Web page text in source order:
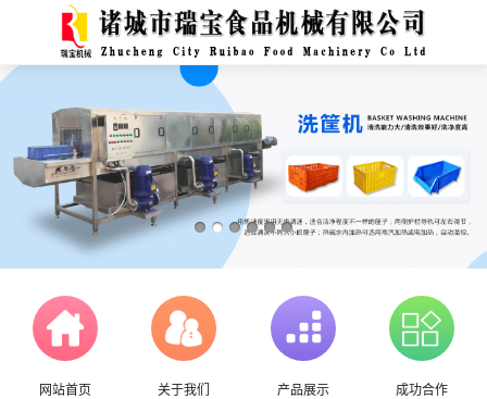
网站首页 关于我们 产品展示 成功合作